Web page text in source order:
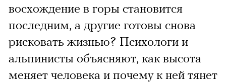
восхождение в горы становится
последним, а другие готовы снова
рисковать жизнью? Психологи и
альпинисты объясняют, как высота
меняет человека и почему к ней тянет